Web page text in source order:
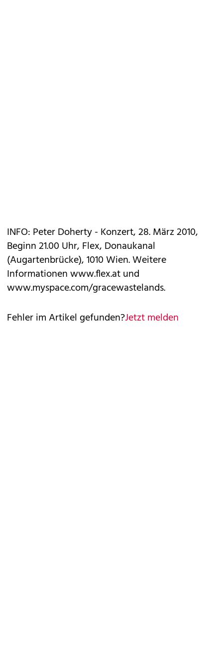
INFO: Peter Doherty - Konzert, 28. März 2010,
Beginn 21.00 Uhr, Flex, Donaukanal
(Augartenbrücke), 1010 Wien. Weitere
Informationen www.flex.at und
www.myspace.com/gracewastelands.
Fehler im Artikel gefunden?Jetzt melden